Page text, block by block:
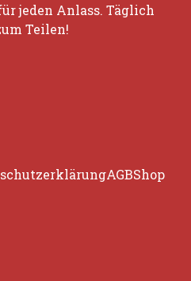
jeden Anlass. Täglich
Teilen!
AGBShop